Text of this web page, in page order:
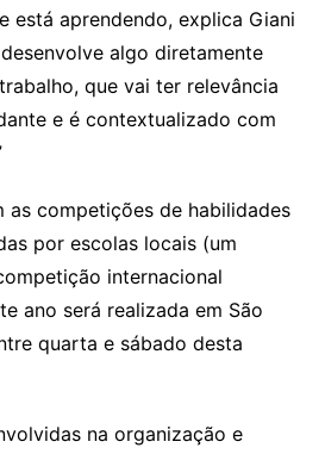
está aprendendo, explica Giani
algo diretamente
que vai ter relevância
e é contextualizado com
as competições de habilidades
por escolas locais (um
internacional
ano será realizada em São
quarta e sábado desta
na organização e